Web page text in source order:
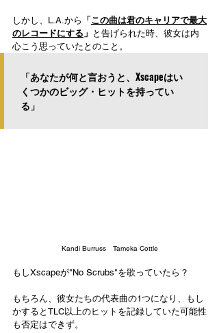
しかし、L.A.から 「この曲は君のキャリアで最大
のレコードにする 」 と告げられた時、彼女は内
心こう思っていたとのこと。
「あなたが何と言おうと、Xscapeはい
くつかのビッグ・ヒットを持ってい
る」
Kandi Burruss　Tameka Cottle
もしXscapeが"No Scrubs"を歌っていたら？
もちろん、彼女たちの代表曲の1つになり、もし
かするとTLC以上のヒットを記録していた可能性
も否定はできず。